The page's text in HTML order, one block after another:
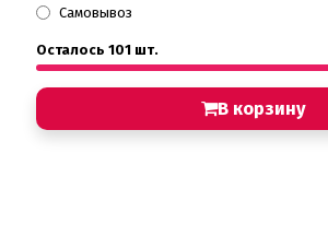
Самовывоз
Осталось 101 шт.
В корзину